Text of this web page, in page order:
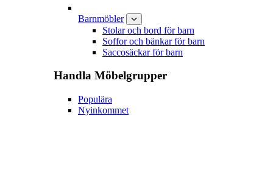
Barnmöbler
Stolar och bord för barn
Soffor och bänkar för barn
Saccosäckar för barn
Handla Möbelgrupper
Populära
Nyinkommet